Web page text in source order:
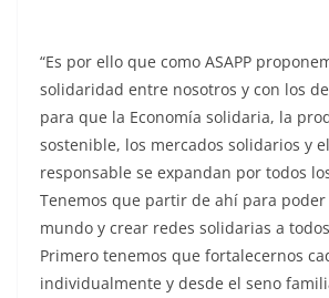
“Es por ello que como ASAPP
solidaridad entre nosotros y con los
para que la Economía solidaria, la
sostenible, los mercados solidarios y
responsable se expandan por todos
Tenemos que partir de ahí para
mundo y crear redes solidarias a
Primero tenemos que fortalecernos
individualmente y desde el seno